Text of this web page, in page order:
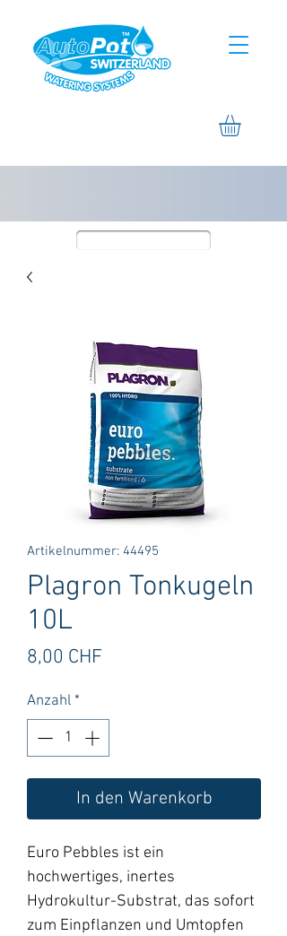
Artikelnummer: 44495
Plagron Tonkugeln
10L
8,00 CHF
Anzahl *
In den Warenkorb
Euro Pebbles ist ein
hochwertiges, inertes
Hydrokultur-Substrat, das sofort
zum Einpflanzen und Umtopfen